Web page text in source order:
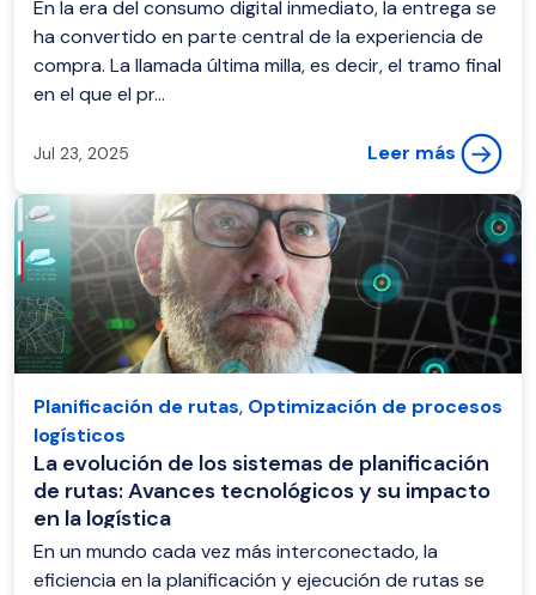
En la era del consumo digital inmediato, la entrega se
ha convertido en parte central de la experiencia de
compra. La llamada última milla, es decir, el tramo final
en el que el pr...
Jul 23, 2025 Leer más
Planificación de rutas, Optimización de procesos
logísticos
La evolución de los sistemas de planificación
de rutas: Avances tecnológicos y su impacto
en la logística
En un mundo cada vez más interconectado, la
eficiencia en la planificación y ejecución de rutas se